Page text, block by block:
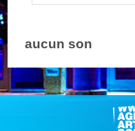
aucun son